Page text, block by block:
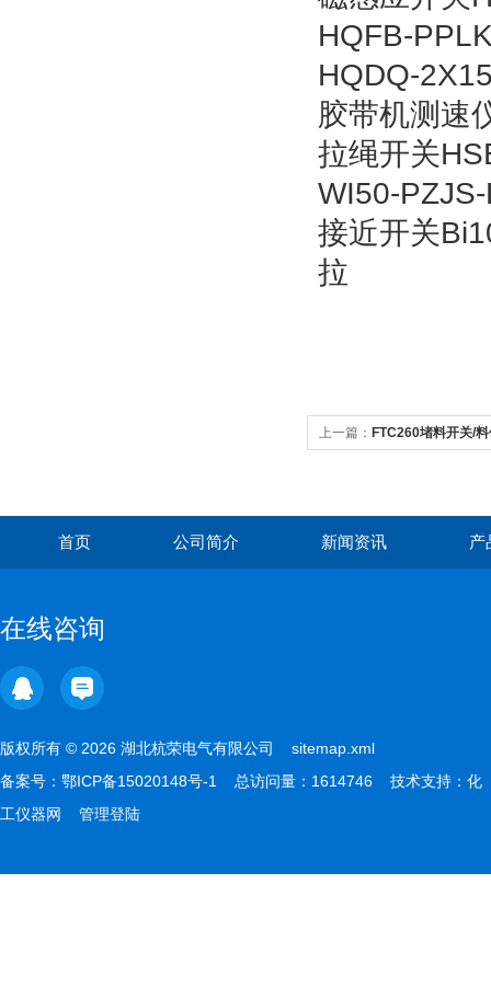
HQFB-
HQDQ-
胶带机测速
拉绳开关
WI50-
接近开关
拉
上一篇： FTC260堵料开关/
首页 公司简介 新闻资讯 产
在线咨询
版权所有 © 2026 湖北杭荣电气有限公司 sitemap.xml
备案号： 鄂ICP备15020148号-1 总访问量：1614746 技术支持： 化
工仪器网
管理登陆